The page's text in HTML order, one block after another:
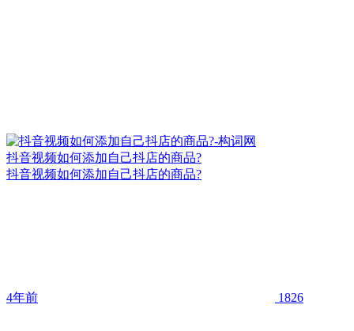
抖音视频如何添加自己抖店的商品?
抖音视频如何添加自己抖店的商品?
4年前 1826